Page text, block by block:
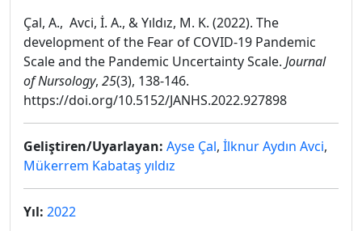
Çal, A., Avci, İ. A., & Yıldız, M. K. (2022). The
development of the Fear of COVID-19 Pandemic
Scale and the Pandemic Uncertainty Scale. Journal
of Nursology, 25(3), 138-146.
https://doi.org/10.5152/JANHS.2022.927898
Geliştiren/Uyarlayan: Ayse Çal, İlknur Aydın Avci,
Mükerrem Kabataş yıldız
Yıl: 2022